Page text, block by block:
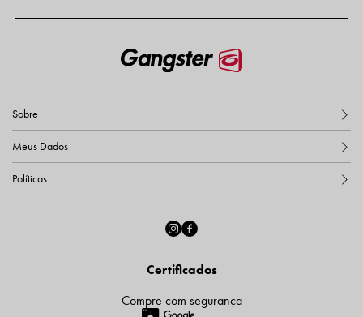
Certificados
Compre com segurança
Sobre
Meus Dados
Políticas